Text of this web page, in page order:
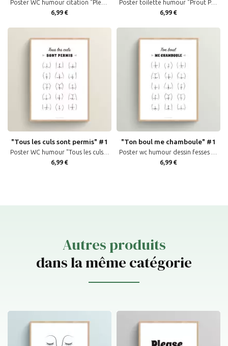
6,99 € 6,99 €
"Tous les culs sont permis" #1
6,99 €
"Ton boul me chamboule" #1
6,99 €
Autres produits
dans la même catégorie